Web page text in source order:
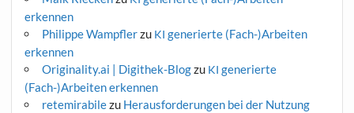
erkennen
Philippe Wampflerzu KI generierte (Fach-)Arbeiten
erkennen
Originality.ai | Digithek-Blogzu KI generierte
(Fach-)Arbeiten erkennen
retemirabilezu Herausforderungen bei der Nutzung